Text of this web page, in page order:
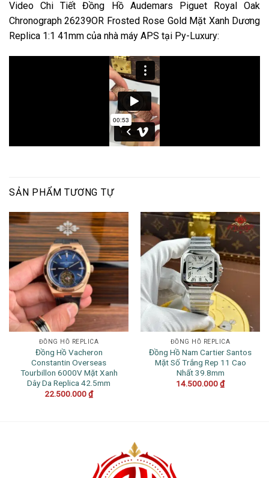
Video Chi Tiết Đồng Hồ Audemars Piguet Royal Oak
Chronograph 26239OR Frosted Rose Gold Mặt Xanh Dương
Replica 1:1 41mm của nhà máy APS tại Py-Luxury:
SẢN PHẨM TƯƠNG TỰ
ĐỒNG HỒ REPLICA
Đồng Hồ Vacheron
Constantin Overseas
Tourbillon 6000V Mặt Xanh
Dây Da Replica 42.5mm
22.500.000₫
ĐỒNG HỒ REPLICA
Đồng Hồ Nam Cartier Santos
Mặt Số Trắng Rep 11 Cao
Nhất 39.8mm
14.500.000₫